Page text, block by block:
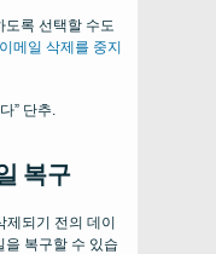
도록 선택할 수도
메일 삭제를 중지
” 단추.
복구
제되기 전의 데이
을 복구할 수 있습